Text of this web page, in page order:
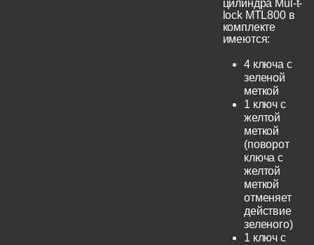
цилиндра Mul-t-
lock MTL800 в
комплекте
имеются:
4 ключа с
зеленой
меткой
1 ключ с
желтой
меткой
(поворот
ключа с
желтой
меткой
отменяет
действие
зеленого)
1 ключ с